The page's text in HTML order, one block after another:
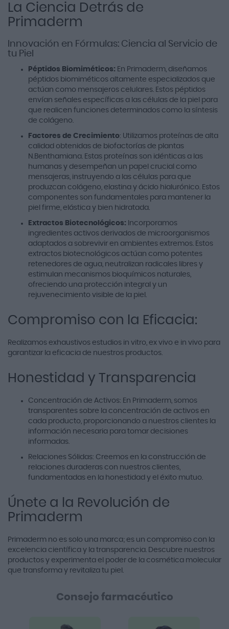
La Ciencia Detrás de
Primaderm
Innovación en Fórmulas: Ciencia al Servicio de
tu Piel
Péptidos Biomiméticos: En Primaderm, diseñamos
péptidos biomiméticos altamente especializados que
actúan como mensajeros celulares. Estos péptidos
envían señales específicas a las células de la piel para
que realicen funciones determinados como la síntesis
de colágeno.
Factores de Crecimiento: Utilizamos proteínas de alta
calidad obtenidas de biofactorías de plantas
N.Benthamiana. Estas proteínas son idénticas a las
humanas y desempeñan un papel crucial como
mensajeras, instruyendo a las células para que
produzcan colágeno, elastina y ácido hialurónico. Estos
componentes son fundamentales para mantener la
piel firme, elástica y bien hidratada.
Extractos Biotecnológicos: Incorporamos
ingredientes activos derivados de microorganismos
adaptados a sobrevivir en ambientes extremos. Estos
extractos biotecnológicos actúan como potentes
retenedores de agua, neutralizan radicales libres y
estimulan mecanismos bioquímicos naturales,
ofreciendo una protección integral y un
rejuvenecimiento visible de la piel.
Compromiso con la Eficacia:
Realizamos exhaustivos estudios in vitro, ex vivo e in vivo para
garantizar la eficacia de nuestros productos.
Honestidad y Transparencia
Concentración de Activos: En Primaderm, somos
transparentes sobre la concentración de activos en
cada producto, proporcionando a nuestros clientes la
información necesaria para tomar decisiones
informadas.
Relaciones Sólidas: Creemos en la construcción de
relaciones duraderas con nuestros clientes,
fundamentadas en la honestidad y el éxito mutuo.
Únete a la Revolución de
Primaderm
Primaderm no es solo una marca; es un compromiso con la
excelencia científica y la transparencia. Descubre nuestros
productos y experimenta el poder de la cosmética molecular
que transforma y revitaliza tu piel.
Consejo farmacéutico